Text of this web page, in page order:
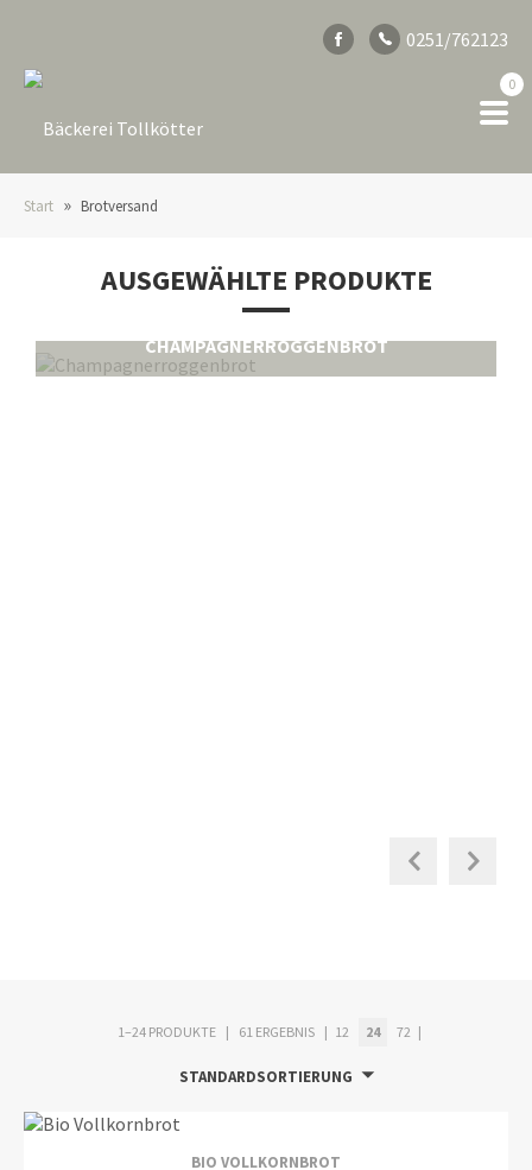
0251/762123
0
Start » Brotversand
AUSGEWÄHLTE PRODUKTE
CHAMPAGNERROGGENBROT
1–24 PRODUKTE 61 ERGEBNIS 12 24 72
STANDARDSORTIERUNG
BIO VOLLKORNBROT